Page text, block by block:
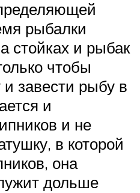
рыбалки
стойках и рыбак
чтобы
и завести рыбу в
и
и не
в которой
она
дольше